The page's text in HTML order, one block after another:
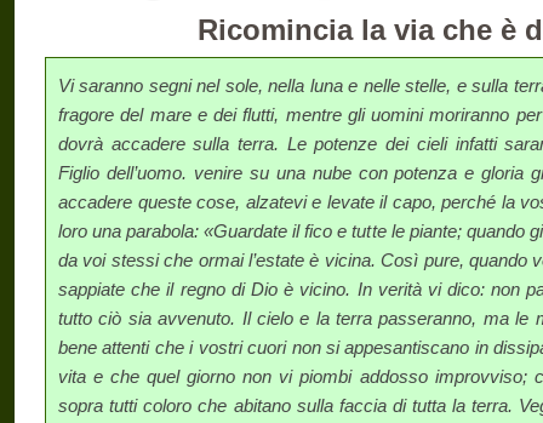
Ricomincia la via che è
Vi saranno segni nel sole, nella luna e nelle stelle, e sulla
fragore del mare e dei flutti, mentre gli uo­mini moriranno
dovrà accadere sulla terra. Le potenze dei cieli infatti
Figlio dell’uomo. venire su una nube con potenza e gloria
accadere queste cose, alzatevi e le­vate il capo, perché la
loro una parabola: «Guardate il fico e tutte le piante; quando
da voi stessi che ormai l’estate è vicina. Così pure, quando
sappiate che il regno di Dio è vicino. In verità vi dico: non
tutto ciò sia avvenuto. Il cielo e la terra passeranno, ma le
bene attenti che i vostri cuori non si appesantiscano in
vita e che quel giorno non vi piombi addosso improvviso;
sopra tutti coloro che abitano sulla faccia di tutta la terra.